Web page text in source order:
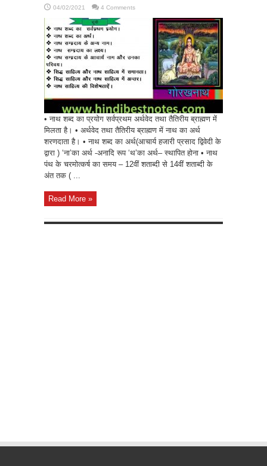
04/02/2021 4 Comments
• नाथ शब्द का प्रयोग सर्वप्रथम अर्थवेद तथा तैतिरीय ब्राह्मण में
मिलता है। • अर्थवेद तथा तैतिरीय ब्राह्मण में नाथ का अर्थ
शरणदाता है। • नाथ शब्द का अर्थ(आचार्य हजारी प्रसाद द्विवेदी के
द्वारा ) ‘ना’का अर्थ -अनादि रूप ‘थ’का अर्थ– स्थापित होना • नाथ
पंथ के चरमोत्कर्ष का समय – 12वीं शताब्दी से 14वीं शताब्दी के
अंत तक ( ...
Read More »